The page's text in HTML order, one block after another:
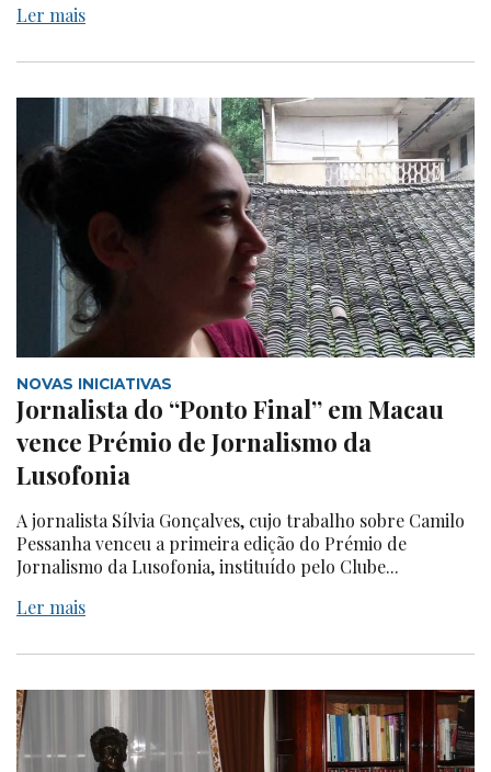
Ler mais
NOVAS INICIATIVAS
Jornalista do “Ponto Final” em Macau
vence Prémio de Jornalismo da
Lusofonia
A jornalista Sílvia Gonçalves, cujo trabalho sobre Camilo
Pessanha venceu a primeira edição do Prémio de
Jornalismo da Lusofonia, instituído pelo Clube...
Ler mais